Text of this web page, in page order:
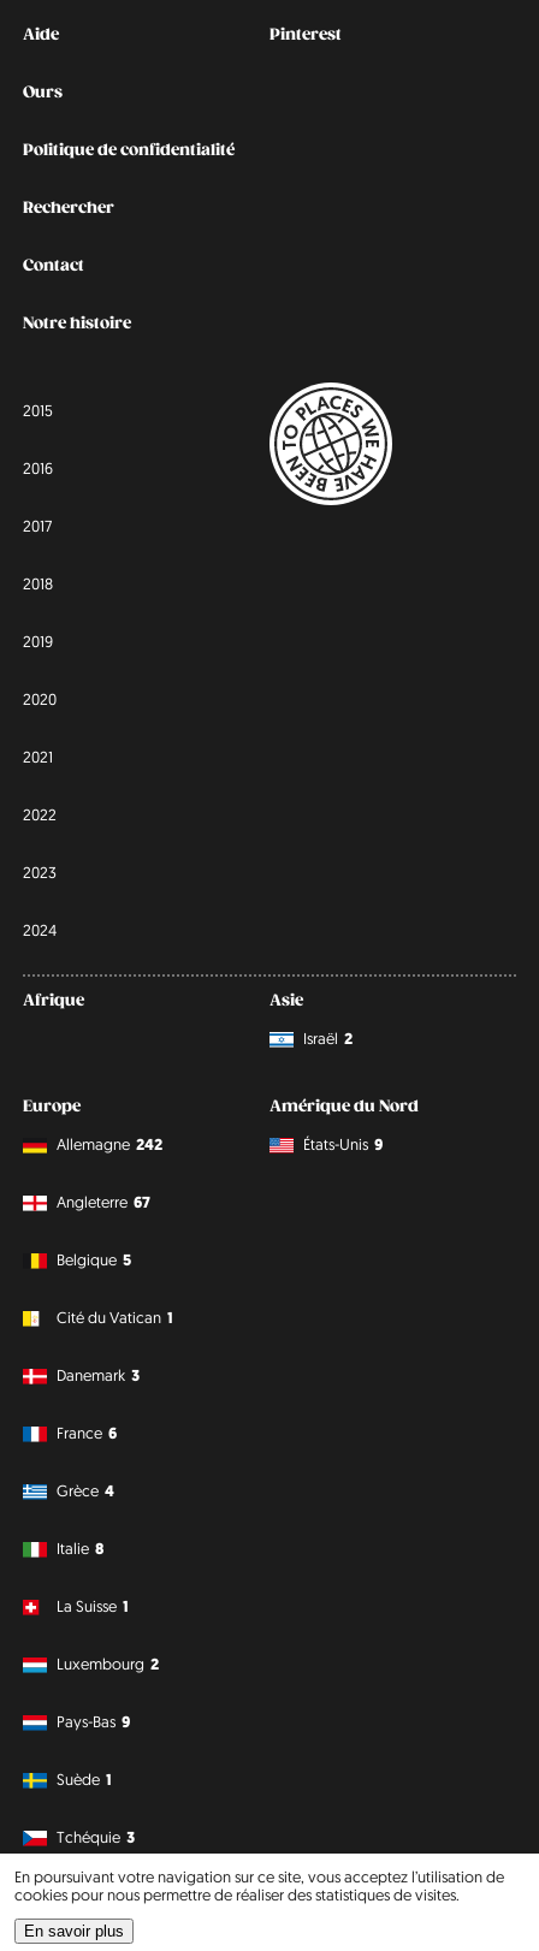
En poursuivant votre navigation sur ce site, vous acceptez l’utilisation de
cookies pour nous permettre de réaliser des statistiques de visites.
En savoir plus
Kontakt
Aide
Ours
Politique de confidentialité
Rechercher
Contact
Notre histoire
Social
Pinterest
2015
2016
2017
2018
2019
2020
2021
2022
2023
2024
Afrique
Asie
Israël 2
Europe
Allemagne 242
Angleterre 67
Belgique 5
Cité du Vatican 1
Danemark 3
France 6
Grèce 4
Italie 8
La Suisse 1
Luxembourg 2
Pays-Bas 9
Suède 1
Tchéquie 3
Amérique du Nord
États-Unis 9
Amérique du Sud Océanie
Philipp J. Conrad